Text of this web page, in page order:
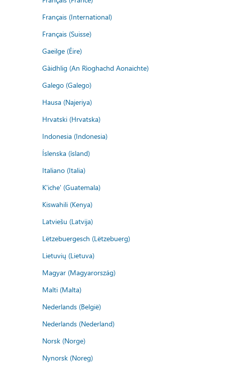
Français (International)
Français (Suisse)
Gaeilge (Éire)
Gàidhlig (An Rìoghachd Aonaichte)
Galego (Galego)
Hausa (Najeriya)
Hrvatski (Hrvatska)
Indonesia (Indonesia)
Íslenska (ísland)
Italiano (Italia)
K'iche' (Guatemala)
Kiswahili (Kenya)
Latviešu (Latvija)
Lëtzebuergesch (Lëtzebuerg)
Lietuvių (Lietuva)
Magyar (Magyarország)
Malti (Malta)
Nederlands (België)
Nederlands (Nederland)
Norsk (Norge)
Nynorsk (Noreg)